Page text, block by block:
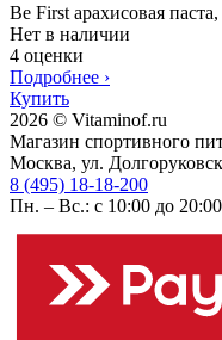
Be First арахисовая
Нет в наличии
4 оценки
Подробнее ›
Купить
2026 © Vitaminof.ru
Магазин спортивного
Москва, ул.
8 (495) 18-18-200
Пн. – Вс.: с 10:00 до 20:00